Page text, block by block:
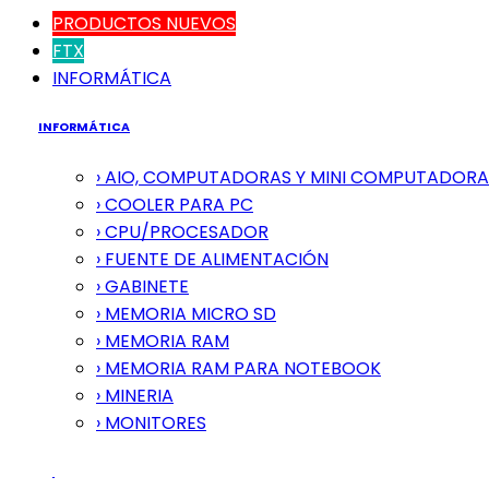
PRODUCTOS NUEVOS
FTX
INFORMÁTICA
INFORMÁTICA
› AIO, COMPUTADORAS Y MINI
› COOLER PARA PC
› CPU/PROCESADOR
› FUENTE DE ALIMENTACIÓN
› GABINETE
› MEMORIA MICRO SD
› MEMORIA RAM
› MEMORIA RAM PARA NOTEBOOK
› MINERIA
› MONITORES